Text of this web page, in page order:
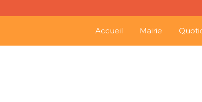
Accueil Mairie